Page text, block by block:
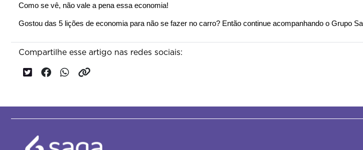
Como se vê, não vale a pena essa economia!
Gostou das 5 lições de economia para não se fazer no carro? Então continue acompanhando o Grupo
Compartilhe esse artigo nas redes sociais: